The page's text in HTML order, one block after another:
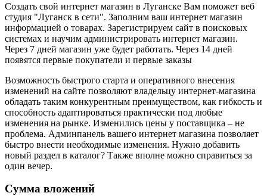
Создать свой интернет магазин в Луганске Вам поможет веб
студия "Луганск в сети". Заполним ваш интернет магазин
информацией о товарах. Зарегистрируем сайт в поисковых
системах и научим администрировать интернет магазин.
Через 7 дней магазин уже будет работать. Через 14 дней
появятся первые покупатели и первые заказы
Возможность быстрого старта и оперативного внесения
изменений на сайте позволяют владельцу интернет-магазина
обладать таким конкурентным преимуществом, как гибкость и
способность адаптироваться практически под любые
изменения на рынке. Изменились цены у поставщика – не
проблема. Админпанель вашего интернет магазина позволяет
быстро внести необходимые изменения. Нужно добавить
новый раздел в каталог? Также вполне можно справиться за
один вечер.
Сумма вложений